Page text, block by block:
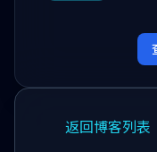
返回博客列表